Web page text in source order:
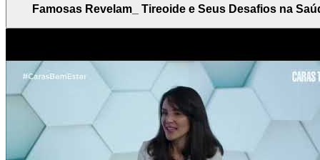
Famosas Revelam_ Tireoide e Seus Desafios na